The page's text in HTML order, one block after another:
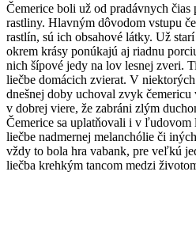
Čemerice boli už od pradávnych čias
rastliny. Hlavným dôvodom vstupu
rastlín, sú ich obsahové látky. Už
okrem krásy ponúkajú aj riadnu
nich šípové jedy na lov lesnej zveri.
liečbe domácich zvierat. V
dnešnej doby uchoval zvyk
v dobrej viere, že zabráni zlým
Čemerice sa uplatňovali i v
liečbe nadmernej melanchólie či
vždy to bola hra vabank, pre veľkú
liečba krehkým tancom medzi